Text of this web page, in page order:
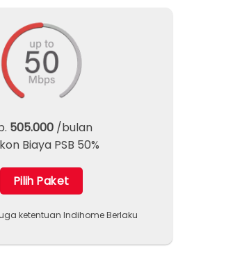
505.000 /bulan
Biaya PSB 50%
Pilih Paket
ketentuan Indihome Berlaku